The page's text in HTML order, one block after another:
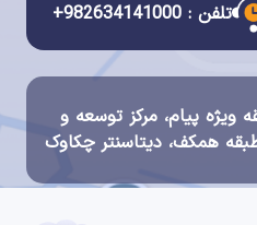
چکاوک
تلفن : 982634141000+
ویژه پیام، مرکز توسعه و